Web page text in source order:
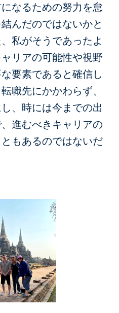
なるための努力を怠
んだのではないかと
私がそうであったよ
リアの可能性や視野
要素であると確信し
職先にかかわらず、
、時には今までの出
進むべきキャリアの
もあるのではないだ